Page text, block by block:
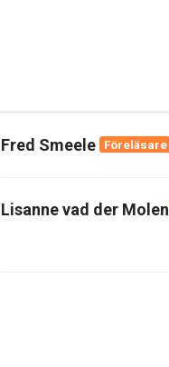
Fred Smeele Föreläsare
Lisanne vad der Molen